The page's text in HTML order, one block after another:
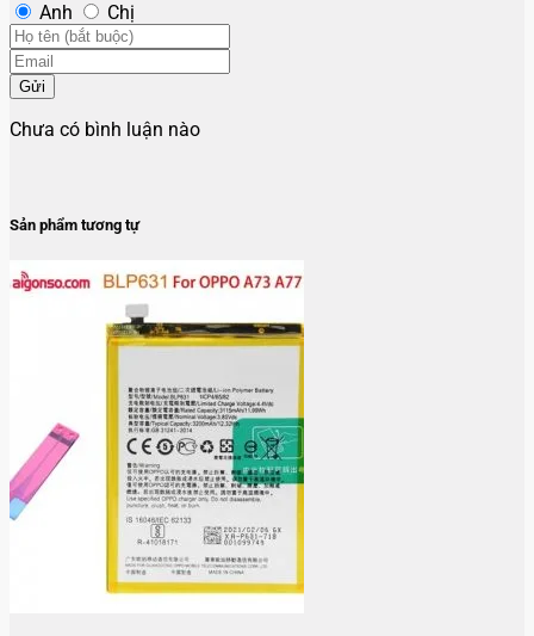
Anh Chị
Gửi
Chưa có bình luận nào
Sản phẩm tương tự